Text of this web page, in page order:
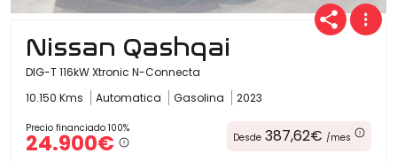
Nissan Qashqai
DIG-T 116kW Xtronic N-Connecta
10.150 Kms
Automatica Gasolina 2023
Precio financiado 100%
24.900€ Desde 387,62€ /mes